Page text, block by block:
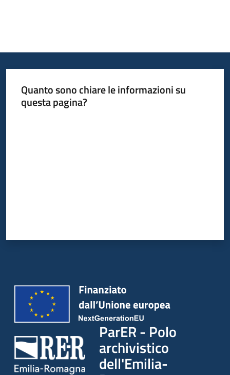
Quanto sono chiare le informazioni su
questa pagina?
ParER - Polo
archivistico
dell'Emilia-